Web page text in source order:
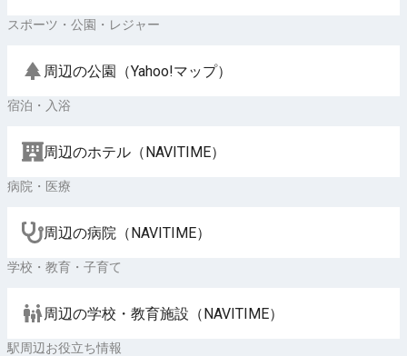
スポーツ・公園・レジャー
周辺の公園（Yahoo!マップ）
宿泊・入浴
周辺のホテル（NAVITIME）
病院・医療
周辺の病院（NAVITIME）
学校・教育・子育て
周辺の学校・教育施設（NAVITIME）
駅周辺お役立ち情報